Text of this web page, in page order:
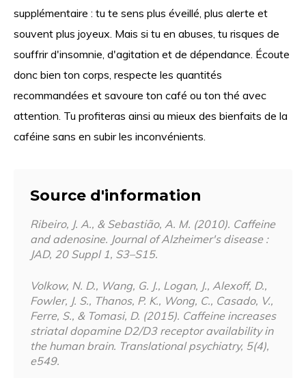
supplémentaire : tu te sens plus éveillé, plus alerte et
souvent plus joyeux. Mais si tu en abuses, tu risques de
souffrir d'insomnie, d'agitation et de dépendance. Écoute
donc bien ton corps, respecte les quantités
recommandées et savoure ton café ou ton thé avec
attention. Tu profiteras ainsi au mieux des bienfaits de la
caféine sans en subir les inconvénients.
Source d'information
Ribeiro, J. A., & Sebastião, A. M. (2010). Caffeine
and adenosine. Journal of Alzheimer's disease :
JAD, 20 Suppl 1, S3–S15.
Volkow, N. D., Wang, G. J., Logan, J., Alexoff, D.,
Fowler, J. S., Thanos, P. K., Wong, C., Casado, V.,
Ferre, S., & Tomasi, D. (2015). Caffeine increases
striatal dopamine D2/D3 receptor availability in
the human brain. Translational psychiatry, 5(4),
e549.